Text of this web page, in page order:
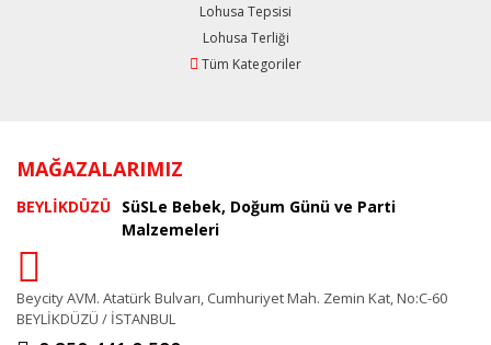
Lohusa Tepsisi
Lohusa Terliği
Tüm Kategoriler
MAĞAZALARIMIZ
BEYLİKDÜZÜ SüSLe Bebek, Doğum Günü ve Parti
Malzemeleri
Beycity AVM. Atatürk Bulvarı, Cumhuriyet Mah. Zemin Kat, No:C-60
BEYLİKDÜZÜ / İSTANBUL